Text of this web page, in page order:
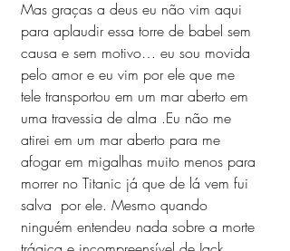
Mas graças a deus eu não vim aqui
para aplaudir essa torre de babel sem
causa e sem motivo… eu sou movida
pelo amor e eu vim por ele que me
tele transportou em um mar aberto em
uma travessia de alma .Eu não me
atirei em um mar aberto para me
afogar em migalhas muito menos para
morrer no Titanic já que de lá vem fui
salva  por ele. Mesmo quando
ninguém entendeu nada sobre a morte